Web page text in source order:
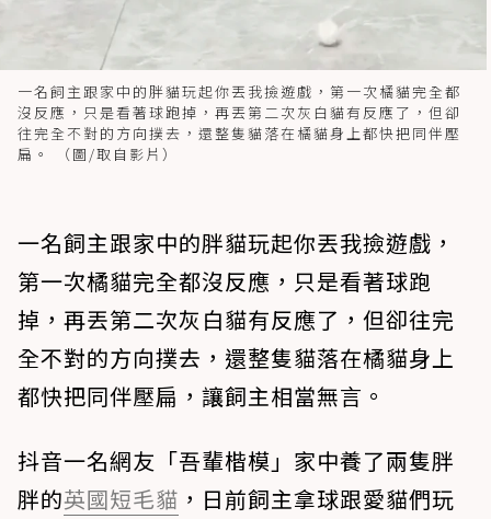
一名飼主跟家中的胖貓玩起你丟我撿遊戲，第一次橘貓完全都
沒反應，只是看著球跑掉，再丟第二次灰白貓有反應了，但卻
往完全不對的方向撲去，還整隻貓落在橘貓身上都快把同伴壓
扁。 （圖/取自影片）
一名飼主跟家中的胖貓玩起你丟我撿遊戲，
第一次橘貓完全都沒反應，只是看著球跑
掉，再丟第二次灰白貓有反應了，但卻往完
全不對的方向撲去，還整隻貓落在橘貓身上
都快把同伴壓扁，讓飼主相當無言。
抖音一名網友「吾輩楷模」家中養了兩隻胖
胖的英國短毛貓 ，日前飼主拿球跟愛貓們玩